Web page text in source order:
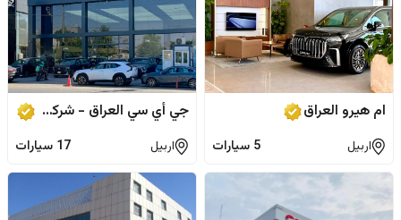
ام هيرو العراق
اربيل 5 سيارات
جي أي سي العراق - شركة القدرة العربية
اربيل 17 سيارات